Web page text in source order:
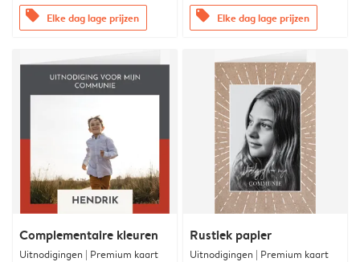
offers Elke dag lage prijzen offers Elke dag lage prijzen
Complementaire kleuren
Uitnodigingen | Premium kaart
Rustiek papier
Uitnodigingen | Premium kaart